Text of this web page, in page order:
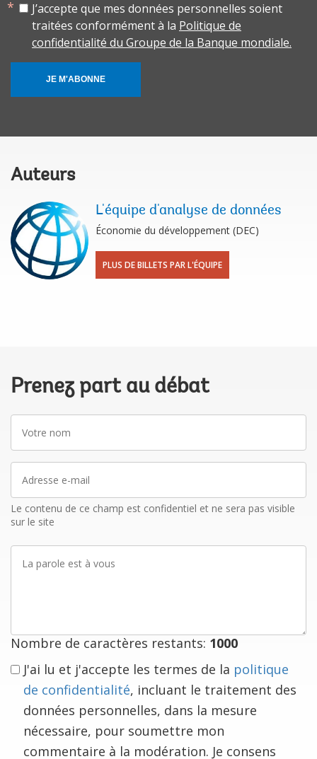
J’accepte que mes données personnelles soient
traitées conformément à la Politique de
confidentialité du Groupe de la Banque mondiale.
JE M'ABONNE
Auteurs
L'équipe d'analyse de données
Économie du développement (DEC)
PLUS DE BILLETS PAR L'ÉQUIPE
Prenez part au débat
nom
mail
Le contenu de ce champ est confidentiel et ne sera pas visible
sur le site
parole
Nombre de caractères restants: 1000
J'ai lu et j'accepte les termes de la politique
de confidentialité, incluant le traitement des
données personnelles, dans la mesure
nécessaire, pour soumettre mon
commentaire à la modération. Je consens